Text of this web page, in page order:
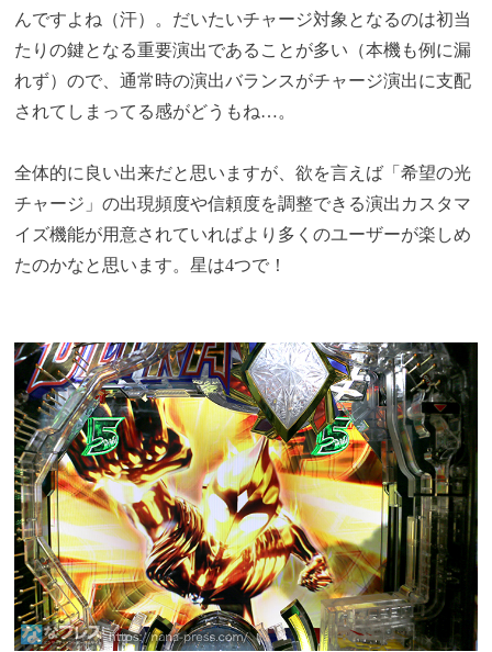
んですよね（汗）。だいたいチャージ対象となるのは初当
たりの鍵となる重要演出であることが多い（本機も例に漏
れず）ので、通常時の演出バランスがチャージ演出に支配
されてしまってる感がどうもね…。
全体的に良い出来だと思いますが、欲を言えば「希望の光
チャージ」の出現頻度や信頼度を調整できる演出カスタマ
イズ機能が用意されていればより多くのユーザーが楽しめ
たのかなと思います。星は4つで！